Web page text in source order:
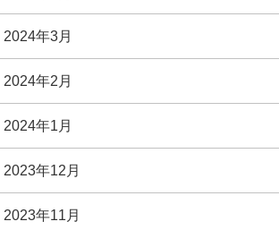
2024年3月
2024年2月
2024年1月
2023年12月
2023年11月